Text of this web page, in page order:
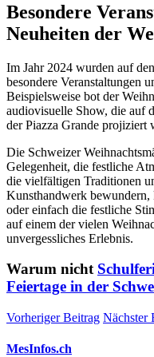
Besondere
Neuheiten der
Im Jahr 2024 wurden auf
besondere Veranstaltungen
Beispielsweise bot der
audiovisuelle Show, die auf
der Piazza Grande projiziert
Die Schweizer
Gelegenheit, die festliche
die vielfältigen Traditionen
Kunsthandwerk bewundern,
oder einfach die festliche
auf einem der vielen
unvergessliches Erlebnis.
Warum nicht
Feiertage in der
Vorheriger Beitrag Nächster
MesInfos.ch